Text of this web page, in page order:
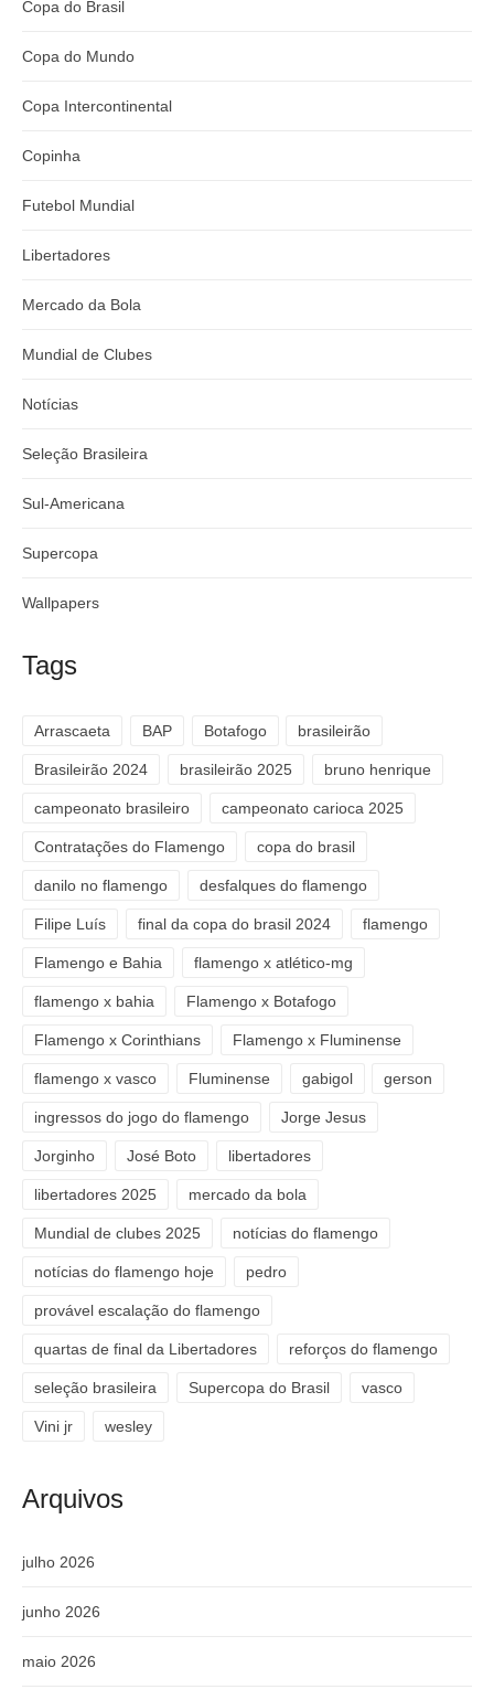
Copa do Brasil
Copa do Mundo
Copa Intercontinental
Copinha
Futebol Mundial
Libertadores
Mercado da Bola
Mundial de Clubes
Notícias
Seleção Brasileira
Sul-Americana
Supercopa
Wallpapers
Tags
Arrascaeta BAP Botafogo brasileirão
Brasileirão 2024 brasileirão 2025 bruno henrique
campeonato brasileiro campeonato carioca 2025
Contratações do Flamengo copa do brasil
danilo no flamengo desfalques do flamengo
Filipe Luís final da copa do brasil 2024 flamengo
Flamengo e Bahia flamengo x atlético-mg
flamengo x bahia Flamengo x Botafogo
Flamengo x Corinthians Flamengo x Fluminense
flamengo x vasco Fluminense gabigol gerson
ingressos do jogo do flamengo Jorge Jesus
Jorginho José Boto libertadores
libertadores 2025 mercado da bola
Mundial de clubes 2025 notícias do flamengo
notícias do flamengo hoje pedro
provável escalação do flamengo
quartas de final da Libertadores reforços do flamengo
seleção brasileira Supercopa do Brasil vasco
Vini jr wesley
Arquivos
julho 2026
junho 2026
maio 2026